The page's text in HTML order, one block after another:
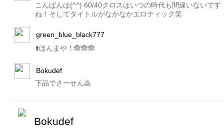
こんばんは(^^) 60/40クロスはいつの時代も間違いないです
ね！そしてタイトルがなかなかエロティック笑
green_blue_black777
⬆️ほんまや！🙈🙈🙈
Bokudef
下品でさーせん🙇
Bokudef